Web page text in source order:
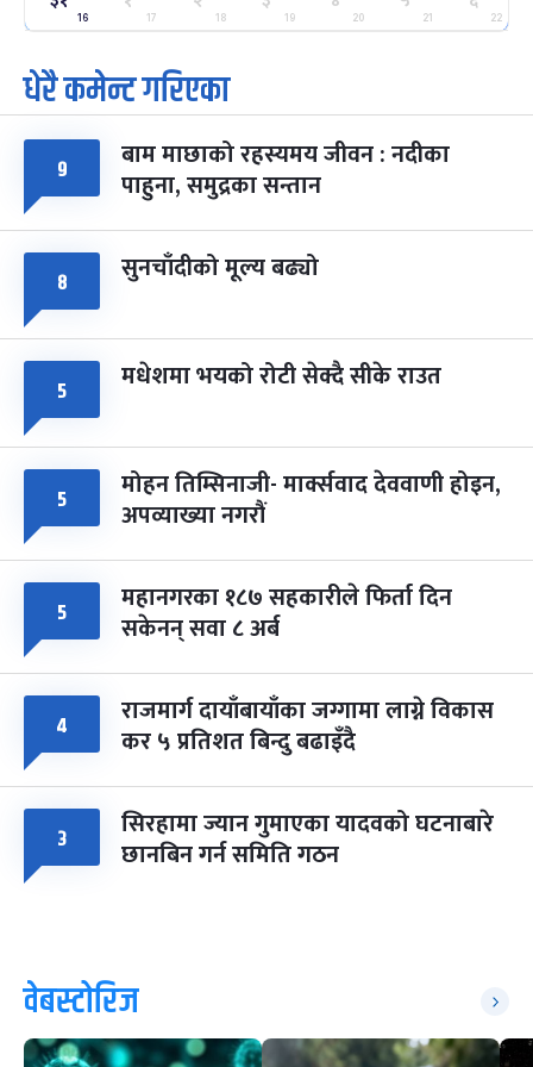
मंगल फाल्गुन २५, २०८३ Mar 9, 2027
७
आइत
पूर्णिमा व्रत
चैत्र ७, २०८३-Mar 21, 2027
८ फागुपूर्णिमा
चैत्र ८, २०८३-Mar 22, 2027
७ महिना बाँकी
16 17 18 19 20 21 22
धेरै कमेन्ट गरिएका
९ बाम माछाको रहस्यमय जीवन : नदीका
पाहुना, समुद्रका सन्तान
८ सुनचाँदीको मूल्य बढ्यो
५ मधेशमा भयको रोटी सेक्दै सीके राउत
५ मोहन तिम्सिनाजी- मार्क्सवाद देववाणी होइन,
अपव्याख्या नगरौं
५ महानगरका १८७ सहकारीले फिर्ता दिन
सकेनन् सवा ८ अर्ब
४ राजमार्ग दायाँबायाँका जग्गामा लाग्ने विकास
कर ५ प्रतिशत बिन्दु बढाइँदै
३ सिरहामा ज्यान गुमाएका यादवको घटनाबारे
छानबिन गर्न समिति गठन
वेबस्टोरिज